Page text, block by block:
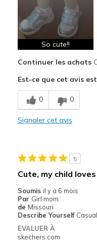
Attractive Design
Breathe Well
Comfortable
Durable
Stylish
Les meilleures
Casual Wear
Special Occasions
Travel
Width
Sizing
View On Shoes
So cute!!
Continuer les achats
Est-ce que cet avis
0 0
Signaler cet avis
5
Cute, my child
Soumis il y a 6 mois
Par Girl mom
de Missouri
Describe Yourself Casual
EVALUER À
skechers.com